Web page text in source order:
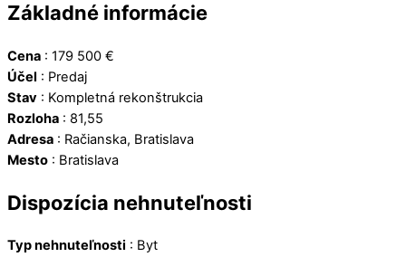
Základné informácie
Cena : 179 500 €
Účel : Predaj
Stav : Kompletná rekonštrukcia
Rozloha : 81,55
Adresa : Račianska, Bratislava
Mesto : Bratislava
Dispozícia nehnuteľnosti
Typ nehnuteľnosti : Byt